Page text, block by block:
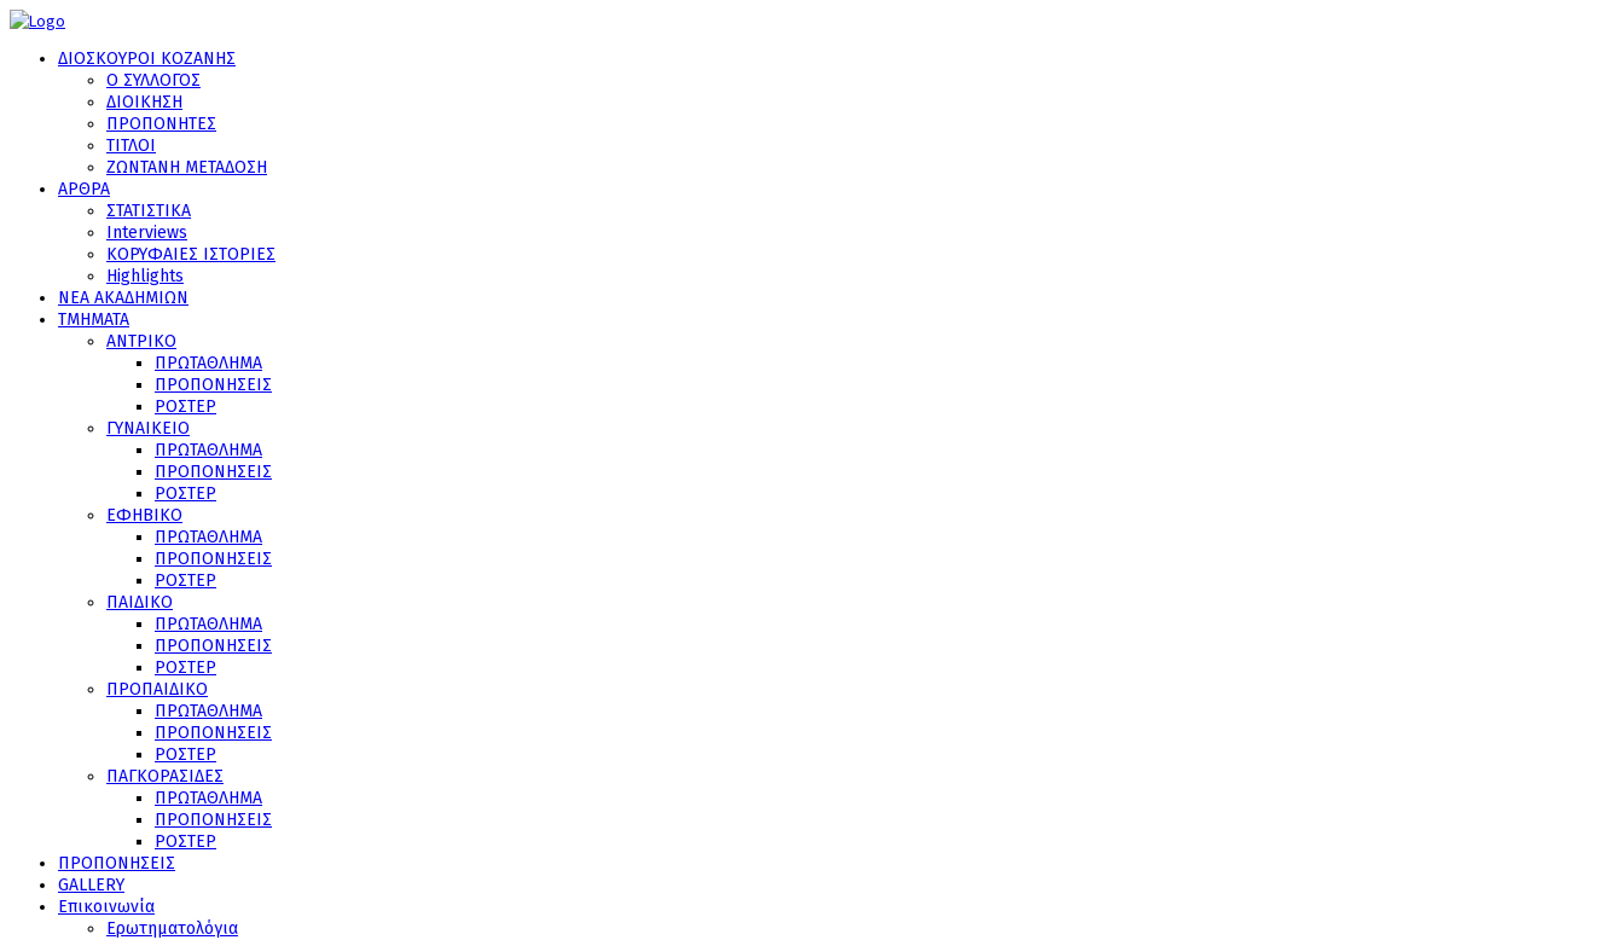
ΔΙΟΣΚΟΥΡΟΙ ΚΟΖΑΝΗΣ
Ο ΣΥΛΛΟΓΟΣ
ΔΙΟΙΚΗΣΗ
ΠΡΟΠΟΝΗΤΕΣ
ΤΙΤΛΟΙ
ΖΩΝΤΑΝΗ ΜΕΤΑΔΟΣΗ
ΑΡΘΡΑ
ΣΤΑΤΙΣΤΙΚΑ
Interviews
ΚΟΡΥΦΑΙΕΣ ΙΣΤΟΡΙΕΣ
Highlights
ΝΕΑ ΑΚΑΔΗΜΙΩΝ
ΤΜΗΜΑΤΑ
ΑΝΤΡΙΚΟ
ΠΡΩΤΑΘΛΗΜΑ
ΠΡΟΠΟΝΗΣΕΙΣ
ΡΟΣΤΕΡ
ΓΥΝΑΙΚΕΙΟ
ΠΡΩΤΑΘΛΗΜΑ
ΠΡΟΠΟΝΗΣΕΙΣ
ΡΟΣΤΕΡ
ΕΦΗΒΙΚΟ
ΠΡΩΤΑΘΛΗΜΑ
ΠΡΟΠΟΝΗΣΕΙΣ
ΡΟΣΤΕΡ
ΠΑΙΔΙΚΟ
ΠΡΩΤΑΘΛΗΜΑ
ΠΡΟΠΟΝΗΣΕΙΣ
ΡΟΣΤΕΡ
ΠΡΟΠΑΙΔΙΚΟ
ΠΡΩΤΑΘΛΗΜΑ
ΠΡΟΠΟΝΗΣΕΙΣ
ΡΟΣΤΕΡ
ΠΑΓΚΟΡΑΣΙΔΕΣ
ΠΡΩΤΑΘΛΗΜΑ
ΠΡΟΠΟΝΗΣΕΙΣ
ΡΟΣΤΕΡ
ΠΡΟΠΟΝΗΣΕΙΣ
GALLERY
Επικοινωνία
Ερωτηματολόγια